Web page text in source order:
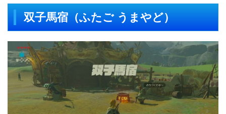
双子馬宿（ふたご うまやど）